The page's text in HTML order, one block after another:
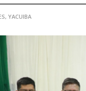
, YACUIBA